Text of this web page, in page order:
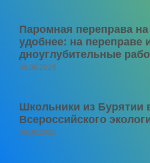
Паромная переправа
удобнее: на переправе
дноуглубительные
06.08.2026
Школьники из Бурятии
Всероссийского
06.08.2026